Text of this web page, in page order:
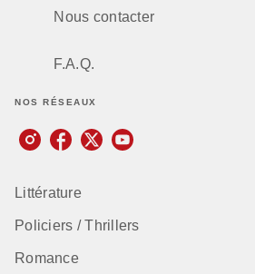
Nous contacter
F.A.Q.
NOS RÉSEAUX
Littérature
Policiers / Thrillers
Romance